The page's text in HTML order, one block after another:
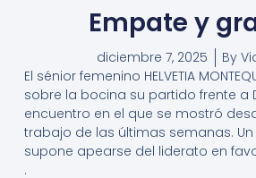
Empate y
diciembre 7, 2025 By
El sénior femenino HELVETIA
sobre la bocina su partido frente a
encuentro en el que se mostró
trabajo de las últimas semanas.
supone apearse del liderato en
.